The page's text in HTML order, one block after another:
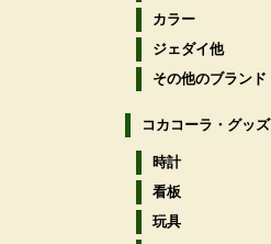
カラー
ジェダイ他
その他のブランド
コカコーラ・グッズ
時計
看板
玩具